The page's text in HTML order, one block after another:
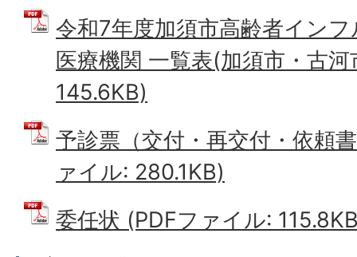
令和7年度加須市高齢者イン
医療機関 一覧表(加須市・古
145.6KB)
予診票（交付・再交付・依頼
ァイル: 280.1KB)
委任状 (PDFファイル: